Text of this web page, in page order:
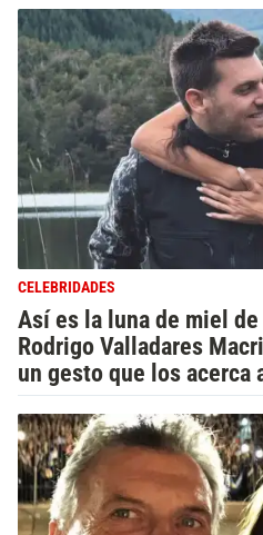
CELEBRIDADES
Así es la luna de miel
Rodrigo Valladares
un gesto que los acerca